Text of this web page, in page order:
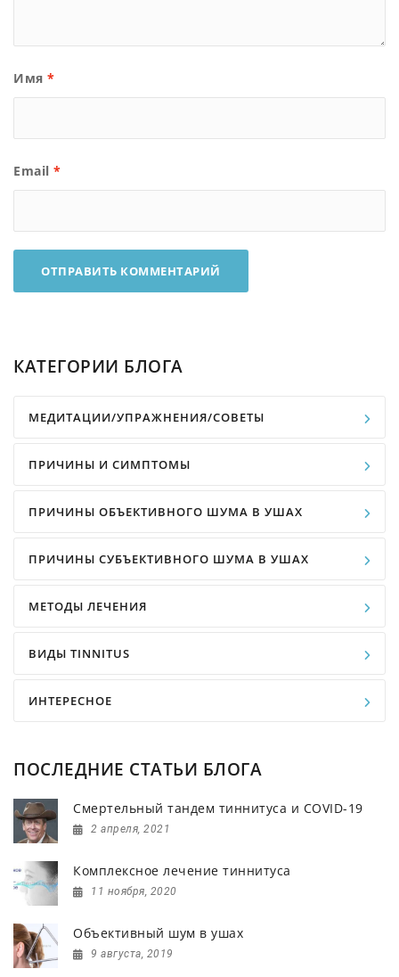
Имя *
Email *
КАТЕГОРИИ БЛОГА
МЕДИТАЦИИ/УПРАЖНЕНИЯ/СОВЕТЫ
ПРИЧИНЫ И СИМПТОМЫ
ПРИЧИНЫ ОБЪЕКТИВНОГО ШУМА В УШАХ
ПРИЧИНЫ СУБЪЕКТИВНОГО ШУМА В УШАХ
МЕТОДЫ ЛЕЧЕНИЯ
ВИДЫ TINNITUS
ИНТЕРЕСНОЕ
ПОСЛЕДНИЕ СТАТЬИ БЛОГА
Смертельный тандем тиннитуса и COVID-19
2 апреля, 2021
Комплексное лечение тиннитуса
11 ноября, 2020
Объективный шум в ушах
9 августа, 2019